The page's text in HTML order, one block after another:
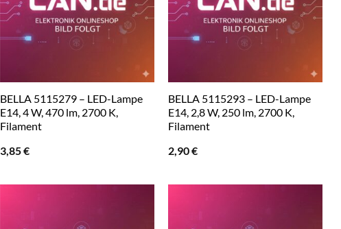
BELLA 5115279 – LED-Lampe
E14, 4 W, 470 lm, 2700 K,
Filament
3,85€
BELLA 5115293 – LED-Lampe
E14, 2,8 W, 250 lm, 2700 K,
Filament
2,90€